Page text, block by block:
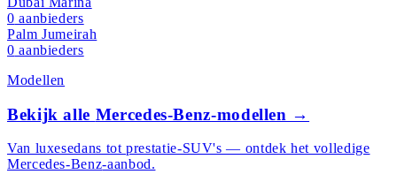
0 aanbieders
Palm Jumeirah
0 aanbieders
Modellen
Bekijk alle Mercedes-Benz-modellen →
Van luxesedans tot prestatie-SUV's — ontdek het volledige
Mercedes-Benz-aanbod.